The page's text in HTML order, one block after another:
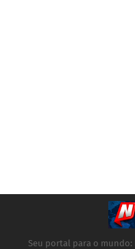
Seu portal para o mundo: